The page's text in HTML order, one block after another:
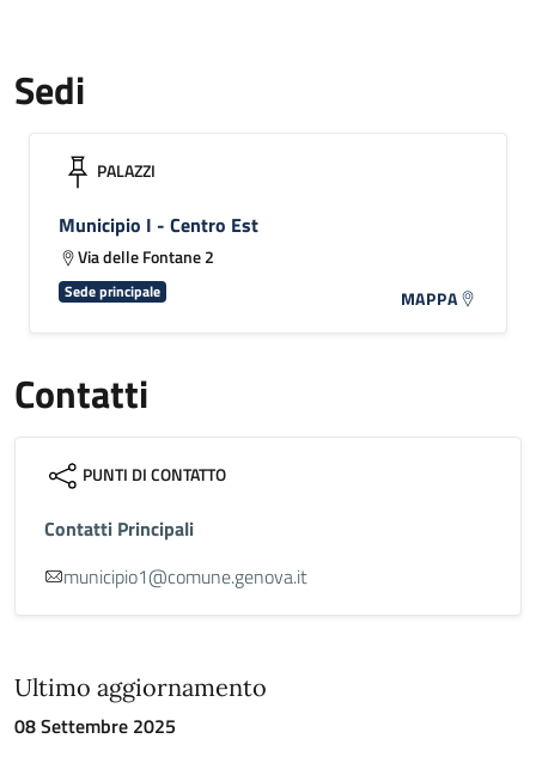
Sedi
PALAZZI
Municipio I - Centro Est
Via delle Fontane 2
Sede principale MAPPA
Contatti
PUNTI DI CONTATTO
Contatti Principali
municipio1@comune.genova.it
Ultimo aggiornamento
08 Settembre 2025